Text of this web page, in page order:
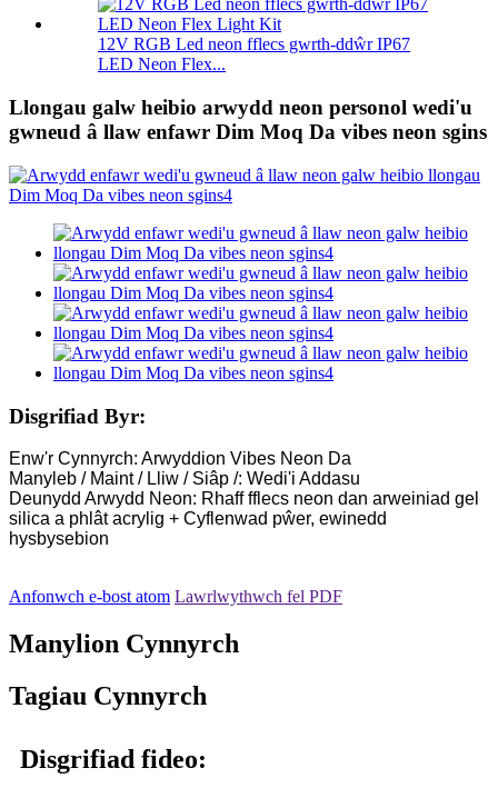
12V RGB Led neon fflecs gwrth-ddŵr IP67
LED Neon Flex...
Llongau galw heibio arwydd neon personol wedi'u
gwneud â llaw enfawr Dim Moq Da vibes neon sgins
Disgrifiad Byr:
Enw'r Cynnyrch: Arwyddion Vibes Neon Da
Manyleb / Maint / Lliw / Siâp /: Wedi'i Addasu
Deunydd Arwydd Neon: Rhaff fflecs neon dan arweiniad gel
silica a phlât acrylig + Cyflenwad pŵer, ewinedd
hysbysebion
Anfonwch e-bost atom Lawrlwythwch fel PDF
Manylion Cynnyrch
Tagiau Cynnyrch
Disgrifiad fideo: